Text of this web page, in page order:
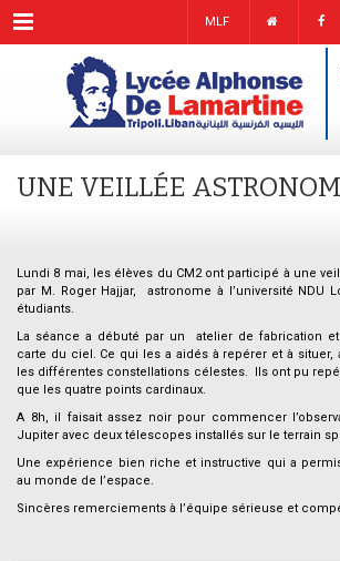
Menu MLF
UNE VEILLÉE
Lundi 8 mai, les élèves du CM2 ont participé à une
par M. Roger Hajjar, astronome à l’université NDU
étudiants.
La séance a débuté par un atelier de fabrication
carte du ciel. Ce qui les a aidés à repérer et à situer,
les différentes constellations célestes. Ils ont pu
que les quatre points cardinaux.
A 8h, il faisait assez noir pour commencer
Jupiter avec deux télescopes installés sur le terrain
Une expérience bien riche et instructive qui a
au monde de l’espace.
Sincères remerciements à l’équipe sérieuse et